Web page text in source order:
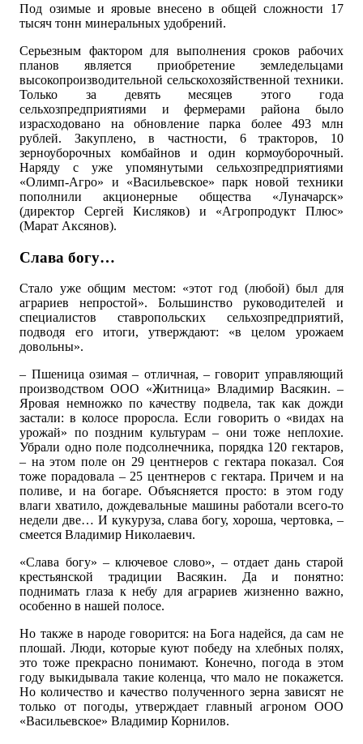
Под озимые и яровые внесено в общей сложности 17
тысяч тонн минеральных удобрений.
Серьезным фактором для выполнения сроков рабочих
планов является приобретение земледельцами
высокопроизводительной сельскохозяйственной техники.
Только за девять месяцев этого года
сельхозпредприятиями и фермерами района было
израсходовано на обновление парка более 493 млн
рублей. Закуплено, в частности, 6 тракторов, 10
зерноуборочных комбайнов и один кормоуборочный.
Наряду с уже упомянутыми сельхозпредприятиями
«Олимп-Агро» и «Васильевское» парк новой техники
пополнили акционерные общества «Луначарск»
(директор Сергей Кисляков) и «Агропродукт Плюс»
(Марат Аксянов).
Слава богу…
Стало уже общим местом: «этот год (любой) был для
аграриев непростой». Большинство руководителей и
специалистов ставропольских сельхозпредприятий,
подводя его итоги, утверждают: «в целом урожаем
довольны».
– Пшеница озимая – отличная, – говорит управляющий
производством ООО «Житница» Владимир Васякин. –
Яровая немножко по качеству подвела, так как дожди
застали: в колосе проросла. Если говорить о «видах на
урожай» по поздним культурам – они тоже неплохие.
Убрали одно поле подсолнечника, порядка 120 гектаров,
– на этом поле он 29 центнеров с гектара показал. Соя
тоже порадовала – 25 центнеров с гектара. Причем и на
поливе, и на богаре. Объясняется просто: в этом году
влаги хватило, дождевальные машины работали всего-то
недели две… И кукуруза, слава богу, хороша, чертовка, –
смеется Владимир Николаевич.
«Слава богу» – ключевое слово», – отдает дань старой
крестьянской традиции Васякин. Да и понятно:
поднимать глаза к небу для аграриев жизненно важно,
особенно в нашей полосе.
Но также в народе говорится: на Бога надейся, да сам не
плошай. Люди, которые куют победу на хлебных полях,
это тоже прекрасно понимают. Конечно, погода в этом
году выкидывала такие коленца, что мало не покажется.
Но количество и качество полученного зерна зависят не
только от погоды, утверждает главный агроном ООО
«Васильевское» Владимир Корнилов.